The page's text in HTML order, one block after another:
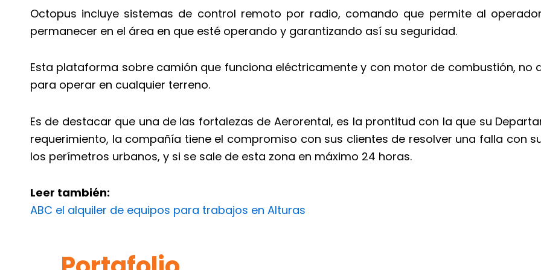
Octopus incluye sistemas de control remoto por radio, comando que permite al
permanecer en el área en que esté operando y garantizando así su seguridad.
Esta plataforma sobre camión que funciona eléctricamente y con motor de combustión, no
para operar en cualquier terreno.
Es de destacar que una de las fortalezas de Aerorental, es la prontitud con la que su
requerimiento, la compañía tiene el compromiso con sus clientes de resolver una falla con
los perímetros urbanos, y si se sale de esta zona en máximo 24 horas.
Leer también:
ABC el alquiler de equipos para trabajos en Alturas